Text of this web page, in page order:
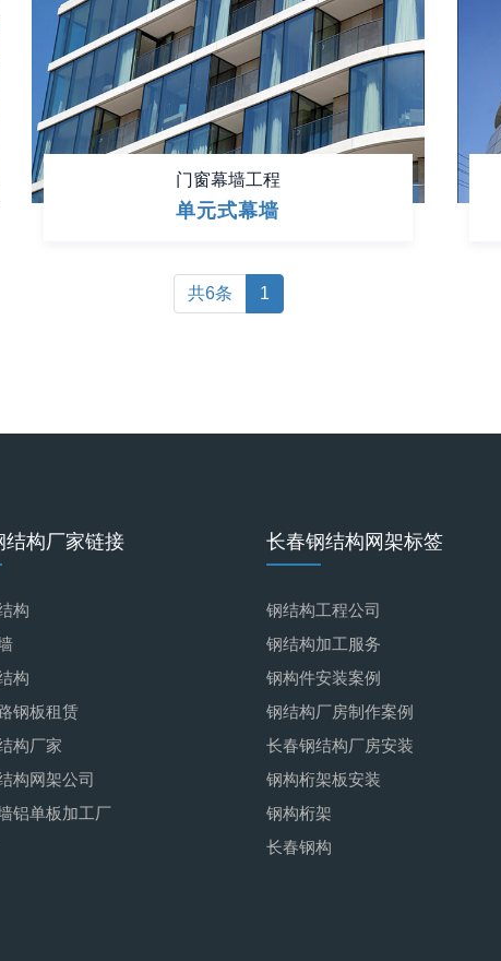
门窗幕墙工程
单元式幕墙
共6条 1
结构厂家链接
构
构
钢板租赁
构厂家
构网架公司
铝单板加工厂
长春钢结构网架标签
钢结构工程公司
钢结构加工服务
钢构件安装案例
钢结构厂房制作案例
长春钢结构厂房安装
钢构桁架板安装
钢构桁架
长春钢构